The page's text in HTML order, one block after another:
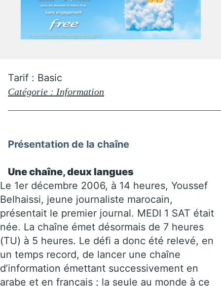
Tarif : Basic
Catégorie : Information
Présentation de la chaîne
Une chaîne, deux langues
Le 1er décembre 2006, à 14 heures, Youssef
Belhaissi, jeune journaliste marocain,
présentait le premier journal. MEDI 1 SAT était
née. La chaîne émet désormais de 7 heures
(TU) à 5 heures. Le défi a donc été relevé, en
un temps record, de lancer une chaîne
d’information émettant successivement en
arabe et en français ; la seule au monde à ce